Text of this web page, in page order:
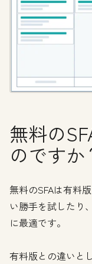
無料の
のですか
無料のSFAは有料
い勝手を試したり
に最適です。
有料版との違いと